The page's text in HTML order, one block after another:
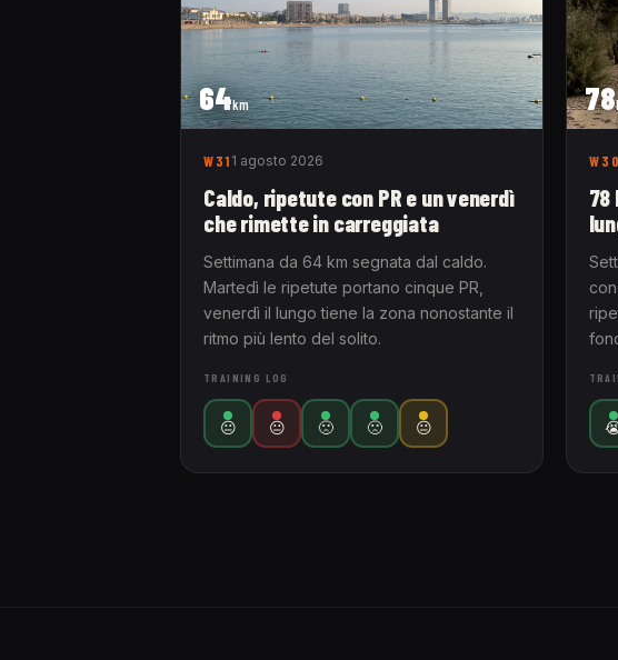
64km
W31 1 agosto 2026
Caldo, ripetute con PR e un venerdì
che rimette in carreggiata
Settimana da 64 km segnata dal caldo.
Martedì le ripetute portano cinque PR,
venerdì il lungo tiene la zona nonostante il
ritmo più lento del solito.
TRAINING LOG
😐 😐 🙁 🙁 😐
78
W30
78